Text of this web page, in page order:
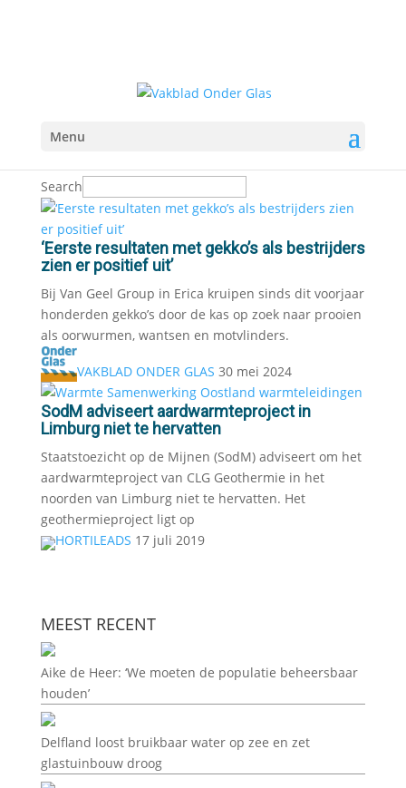
Menu
Search
‘Eerste resultaten met gekko’s als bestrijders
zien er positief uit’
Bij Van Geel Group in Erica kruipen sinds dit voorjaar
honderden gekko’s door de kas op zoek naar prooien
als oorwurmen, wantsen en motvlinders.
VAKBLAD ONDER GLAS 30 mei 2024
SodM adviseert aardwarmteproject in
Limburg niet te hervatten
Staatstoezicht op de Mijnen (SodM) adviseert om het
aardwarmteproject van CLG Geothermie in het
noorden van Limburg niet te hervatten. Het
geothermieproject ligt op
HORTILEADS 17 juli 2019
MEEST RECENT
Aike de Heer: ‘We moeten de populatie beheersbaar
houden’
Delfland loost bruikbaar water op zee en zet
glastuinbouw droog